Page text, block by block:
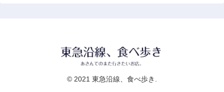
© 2021 東急沿線、食べ歩き.